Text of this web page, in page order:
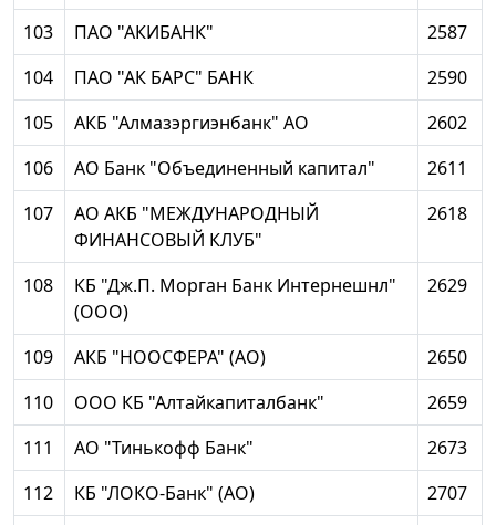
103
ПАО "АКИБАНК"
2587
104
ПАО "АК БАРС" БАНК
2590
105
АКБ "Алмазэргиэнбанк" АО
2602
106
АО Банк "Объединенный капитал"
2611
107
АО АКБ "МЕЖДУНАРОДНЫЙ
ФИНАНСОВЫЙ КЛУБ"
2618
108
КБ "Дж.П. Морган Банк Интернешнл"
(ООО)
2629
109 АКБ "НООСФЕРА" (АО)
2650
110
ООО КБ "Алтайкапиталбанк"
2659
111
АО "Тинькофф Банк"
2673
112
КБ "ЛОКО-Банк" (АО)
2707